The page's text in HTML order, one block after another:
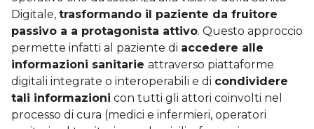
Digitale, trasformando il paziente da fruitore
passivo a a protagonista attivo. Questo approccio
permette infatti al paziente di accedere alle
informazioni sanitarie attraverso piattaforme
digitali integrate o interoperabili e di condividere
tali informazioni con tutti gli attori coinvolti nel
processo di cura (medici e infermieri, operatori